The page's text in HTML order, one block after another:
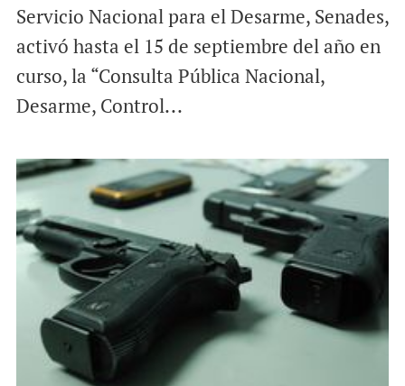
Servicio Nacional para el Desarme, Senades,
activó hasta el 15 de septiembre del año en
curso, la “Consulta Pública Nacional,
Desarme, Control...